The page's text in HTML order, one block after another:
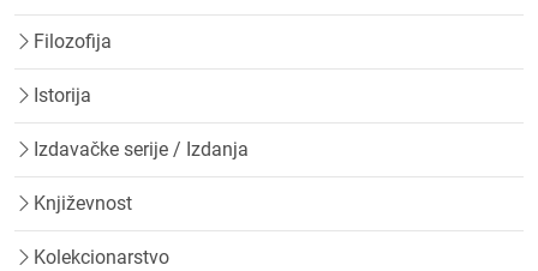
Filozofija
Istorija
Izdavačke serije / Izdanja
Književnost
Kolekcionarstvo